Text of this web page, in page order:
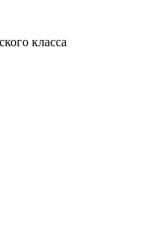
класса